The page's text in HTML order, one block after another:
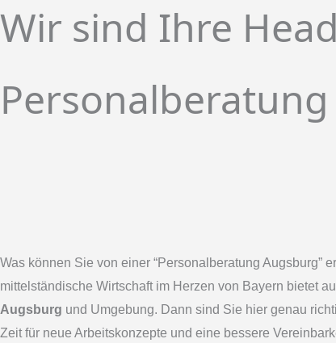
Wir sind Ihre
Was können Sie von einer “Personalberatung Augsburg”
mittelständische Wirtschaft im Herzen von Bayern bietet
Augsburg und Umgebung. Dann sind Sie hier genau
Zeit für neue Arbeitskonzepte und eine bessere